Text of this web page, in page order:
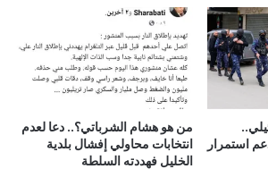
استمرار
من هو هشام الشرباتي؟.. دعا لعدم
انتخابات محاولي إفشال بلدية
الخليل فهددته السلطة